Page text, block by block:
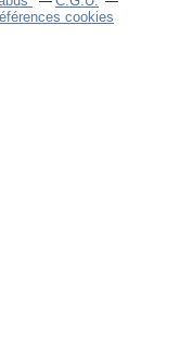
cookies